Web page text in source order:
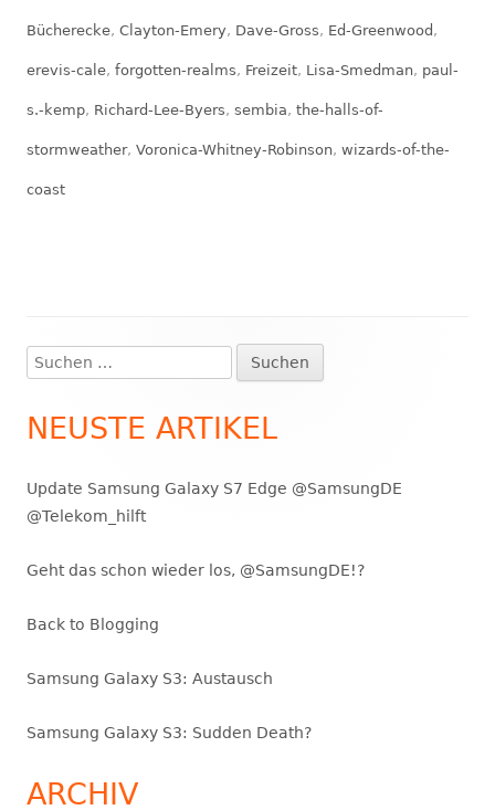
am
Bücherecke, Clayton-Emery, Dave-Gross, Ed-Greenwood ,
erevis-cale, forgotten-realms, Freizeit, Lisa-Smedman, paul-
s.-kemp, Richard-Lee-Byers, sembia, the-halls-of-
stormweather, Voronica-Whitney-Robinson, wizards-of-the-
coast
Haupt-
Seitenleiste
Suchen
nach:
NEUSTE ARTIKEL
Update Samsung Galaxy S7 Edge @SamsungDE
@Telekom_hilft
Geht das schon wieder los, @SamsungDE!?
Back to Blogging
Samsung Galaxy S3: Austausch
Samsung Galaxy S3: Sudden Death?
ARCHIV